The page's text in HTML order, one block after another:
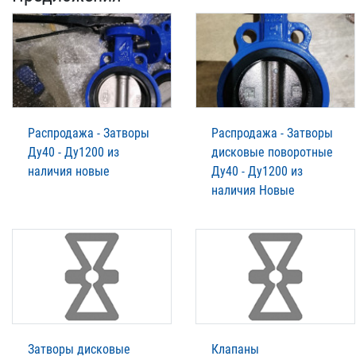
Распродажа - Затворы
Ду40 - Ду1200 из
наличия новые
Распродажа - Затворы
дисковые поворотные
Ду40 - Ду1200 из
наличия Новые
Затворы дисковые Клапаны